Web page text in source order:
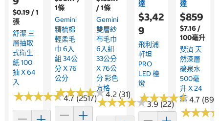
$0.19 / 1
張
舒潔 三
層抽取
式衛生
紙 100
抽 X 64
入
★★★★★
★★★★★4.7 (2517)
1條
Gemini
精梳棉
輕柔毛
巾 6入
組 34公
分 X 76
公分
★★★★★
★★★★★4.2 (31)
/ 1條
Gemini
雙層紗
布毛巾
6入組
33公分
X 76公
分 彩色
方格
★★★★★
★★★★★3.9 (22)
達
$3,42
9
飛利浦
軒坦
PRO
LED 檯
燈
★★★★★
★★★★★4.7 (89)
達
$859
$7.16 /
100毫升
斐濟 天
然深層
礦泉水
500毫
升 X 24
瓶
★★★
★★★